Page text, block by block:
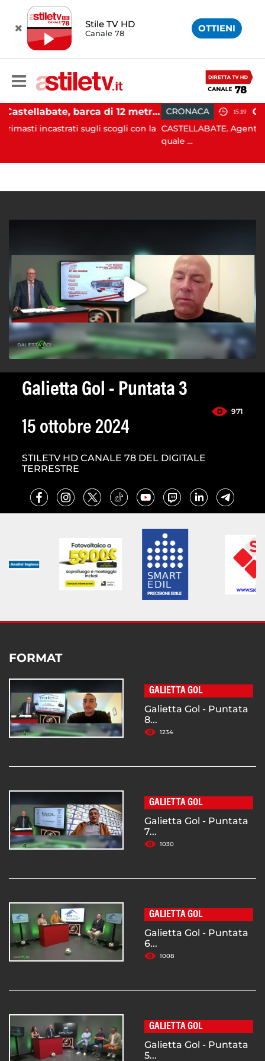
Stile TV HD
Canale 78 OTTIENI
Castellabate, barca di 12 metri resta incastrata sugli scogli: salvate 9 persone
sugli scogli con la
CRONACA 15:19
CASTELLABATE. Agente spintonato
Galietta Gol - Puntata 3
971
15 ottobre 2024
STILETV HD CANALE 78 DEL DIGITALE
TERRESTRE
FORMAT
GALIETTA GOL
Galietta Gol - Puntata
8...
1234
GALIETTA GOL
Galietta Gol - Puntata
7...
1030
GALIETTA GOL
Galietta Gol - Puntata
6...
1008
GALIETTA GOL
Galietta Gol - Puntata
5...